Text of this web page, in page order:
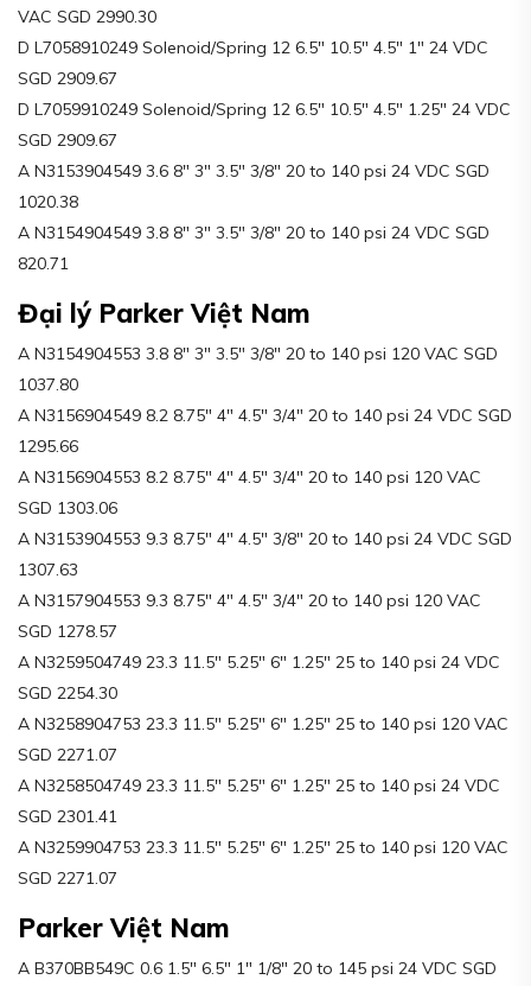
VAC SGD 2990.30
D L7058910249 Solenoid/Spring 12 6.5″ 10.5″ 4.5″ 1″ 24 VDC
SGD 2909.67
D L7059910249 Solenoid/Spring 12 6.5″ 10.5″ 4.5″ 1.25″ 24 VDC
SGD 2909.67
A N3153904549 3.6 8″ 3″ 3.5″ 3/8″ 20 to 140 psi 24 VDC SGD
1020.38
A N3154904549 3.8 8″ 3″ 3.5″ 3/8″ 20 to 140 psi 24 VDC SGD
820.71
Đại lý Parker Việt Nam
A N3154904553 3.8 8″ 3″ 3.5″ 3/8″ 20 to 140 psi 120 VAC SGD
1037.80
A N3156904549 8.2 8.75″ 4″ 4.5″ 3/4″ 20 to 140 psi 24 VDC SGD
1295.66
A N3156904553 8.2 8.75″ 4″ 4.5″ 3/4″ 20 to 140 psi 120 VAC
SGD 1303.06
A N3153904553 9.3 8.75″ 4″ 4.5″ 3/8″ 20 to 140 psi 24 VDC SGD
1307.63
A N3157904553 9.3 8.75″ 4″ 4.5″ 3/4″ 20 to 140 psi 120 VAC
SGD 1278.57
A N3259504749 23.3 11.5″ 5.25″ 6″ 1.25″ 25 to 140 psi 24 VDC
SGD 2254.30
A N3258904753 23.3 11.5″ 5.25″ 6″ 1.25″ 25 to 140 psi 120 VAC
SGD 2271.07
A N3258504749 23.3 11.5″ 5.25″ 6″ 1.25″ 25 to 140 psi 24 VDC
SGD 2301.41
A N3259904753 23.3 11.5″ 5.25″ 6″ 1.25″ 25 to 140 psi 120 VAC
SGD 2271.07
Parker Việt Nam
A B370BB549C 0.6 1.5″ 6.5″ 1″ 1/8″ 20 to 145 psi 24 VDC SGD